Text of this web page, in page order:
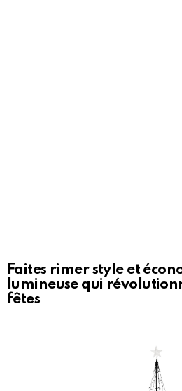
Faites rimer style et
lumineuse qui
fêtes